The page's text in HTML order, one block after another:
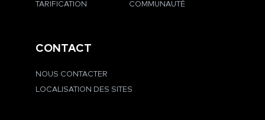
TARIFICATION COMMUNAUTÉ
CONTACT
NOUS CONTACTER
LOCALISATION DES SITES